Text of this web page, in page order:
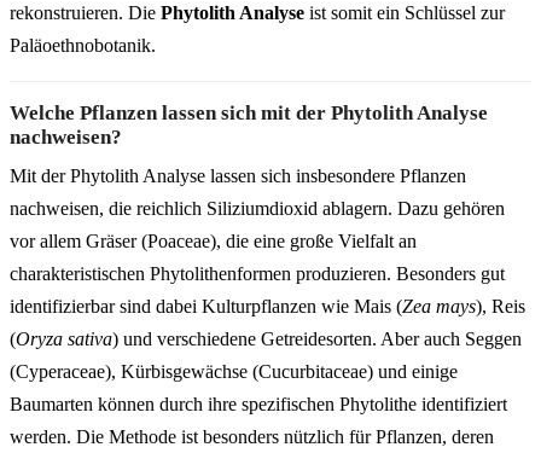
rekonstruieren. Die Phytolith Analyse ist somit ein Schlüssel zur
Paläoethnobotanik.
Welche Pflanzen lassen sich mit der Phytolith Analyse
nachweisen?
Mit der Phytolith Analyse lassen sich insbesondere Pflanzen
nachweisen, die reichlich Siliziumdioxid ablagern. Dazu gehören
vor allem Gräser (Poaceae), die eine große Vielfalt an
charakteristischen Phytolithenformen produzieren. Besonders gut
identifizierbar sind dabei Kulturpflanzen wie Mais (Zea mays), Reis
(Oryza sativa) und verschiedene Getreidesorten. Aber auch Seggen
(Cyperaceae), Kürbisgewächse (Cucurbitaceae) und einige
Baumarten können durch ihre spezifischen Phytolithe identifiziert
werden. Die Methode ist besonders nützlich für Pflanzen, deren